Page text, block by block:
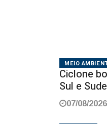
MEIO
Ciclone
Sul e
07/08/2026